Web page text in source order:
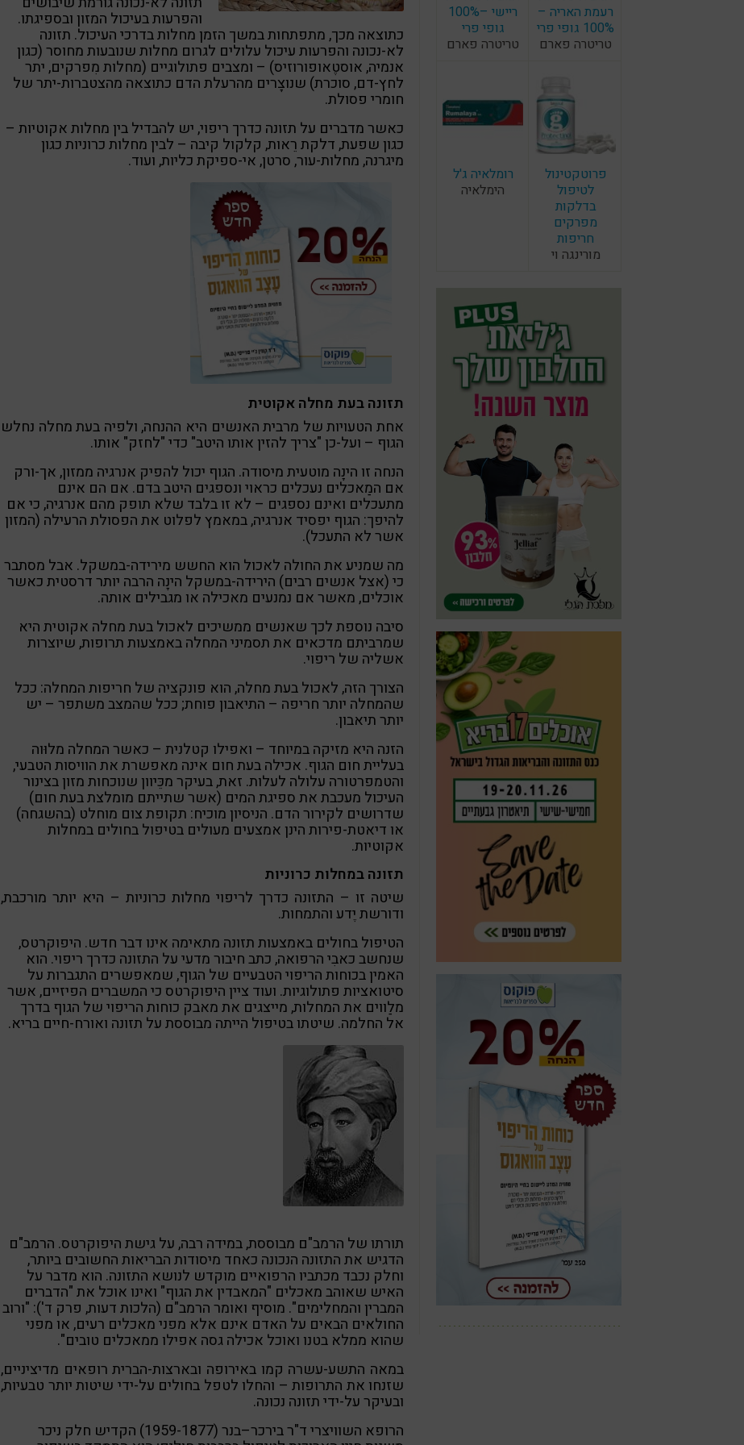
רעמת האריה –
100% גופי פרי
טריטרה פארם
ריישי –100%
גופי פרי
טריטרה פארם
פרוטקטינול
לטיפול
בדלקות
מפרקים
חריפות
מורינגה וי
רומלאיה ג'ל
הימלאיה
והפרעות בעיכול המזון ובספיגתו.
כתוצאה מכך, מתפתחות במשך הזמן מחלות בדרכי העיכול. תזונה
לא-נכונה והפרעות עיכול עלולים לגרום מחלות שנובעות מחוסר (כגון
אנמיה, אוסטֶאופורוזיס) – ומצבים פתולוגיים (מחלות מִפרקים, יתר
לחץ-דם, סוכרת) שנוצָרים מהרעלת הדם כתוצאה מהצטברות-יתר של
חומרי פסולת.
כאשר מדברים על תזונה כדרך ריפוי, יש להבדיל בין מחלות אקוטיות –
כגון שפעת, דלקת רֵאות, קלקול קיבה – לבין מחלות כרוניות כגון
מיגרנה, מחלות-עור, סרטן, אי-ספיקת כליות, ועוד.
תזונה בעת מחלה אקוטית
אחת הטעויות של מרבית האנשים היא ההנחה, ולפיה בעת מחלה נחלש
הגוף – ועל-כן "צריך להזין אותו היטב" כדי "לחזק" אותו.
הנחה זו הינָה מוטעית מיסודה. הגוף יכול להפיק אנרגיה ממזון, אך-ורק
אם המַאכלים נעכלים כראוי ונספגים היטב בדם. אם הם אינם
מתעכלים ואינם נספגים – לא זו בלבד שלא תופק מהם אנרגיה, כי אם
להיפך: הגוף יפסיד אנרגיה, במאמץ לפלוט את הפסולת הרעילה (המזון
אשר לא התעכל).
מה שמניע את החולה לאכול הוא החשש מירידה-במשקל. אבל מסתבר
כי (אצל אנשים רבים) הירידה-במשקל הינָה הרבה יותר דרסטית כאשר
אוכלים, מאשר אם נמנעים מאכילה או מגבילים אותה.
סיבה נוספת לכך שאנשים ממשיכים לאכול בעת מחלה אקוטית היא
שמרביתם מדכאים את תסמיני המחלה באמצעות תרופות, שיוצרות
אשליה של ריפוי.
הצורך הזה, לאכול בעת מחלה, הוא פונקציה של חריפות המחלה: ככל
שהמחלה יותר חריפה – התיאבון פוחת; ככל שהמצב משתפר – יש
יותר תיאבון.
הזנה היא מזיקה במיוחד – ואפילו קטלנית – כאשר המחלה מלוּוה
בעליית חום הגוף. אכילה בעת חום אינה מאפשרת את הוויסות הטבעי,
והטמפרטורה עלולה לעלות. זאת, בעיקר מכֵּיוון שנוכחות מזון בצינור
העיכול מעכבת את ספיגת המים (אשר שתייתם מומלצת בעת חום)
שדרושים לקירור הדם. הניסיון מוכיח: תקופת צום מוחלט (בהשגחה)
או דיאטת-פירות הינן אמצעים מעולים בטיפול בחולים במחלות
אקוטיות.
תזונה במחלות כרוניות
שיטה זו – התזונה כדרך לריפוי מחלות כרוניות – היא יותר מורכבת,
ודורשת יֶדע והתמחות.
הטיפול בחולים באמצעות תזונה מתאימה אינו דבר חדש. היפוקרטס,
שנחשב כאבִי הרפואה, כתב חיבור מדעי על התזונה כדרך ריפוי. הוא
האמין בכוחות הריפוי הטבעיים של הגוף, שמאפשרים התגברות על
סיטואציות פתולוגיות. ועוד ציין היפוקרטס כי המשברים הפיזיים, אשר
מלַווים את המחלות, מייצגים את מאבק כוחות הריפוי של הגוף בדרך
אל החלמה. שיטתו בטיפול הייתה מבוססת על תזונה ואורח-חיים בריא.
תורתו של הרמב"ם מבוססת, במידה רבה, על גישת היפוקרטס. הרמב"ם
הדגיש את התזונה הנכונה כאחד מיסודות הבריאות החשובים ביותר,
וחלק נכבד מכתביו הרפואיים מוקדש לנושא התזונה. הוא מדבר על
האיש שאוהב מאכלים "המאבדין את הגוף" ואינו אוכל את "הדברים
המברין והמחלימים". מוסיף ואומר הרמב"ם (הלכות דעות, פרק ד'): "ורוב
החולאים הבאים על האדם אינם אלא מפני מאכלים רעים, או מפני
שהוא ממלא בטנו ואוכל אכילה גסה אפילו ממאכלים טובים".
במאה התשע-עשרה קמו באירופה ובארצות-הברית רופאים מדיציניים,
שזנחו את התרופות – והחלו לטפל בחולים על-ידי שיטות יותר טבעיות,
ובעיקר על-ידי תזונה נכונה.
הרופא השוויצרי ד"ר בירכר–בנר (1959-1877) הקדיש חלק ניכר